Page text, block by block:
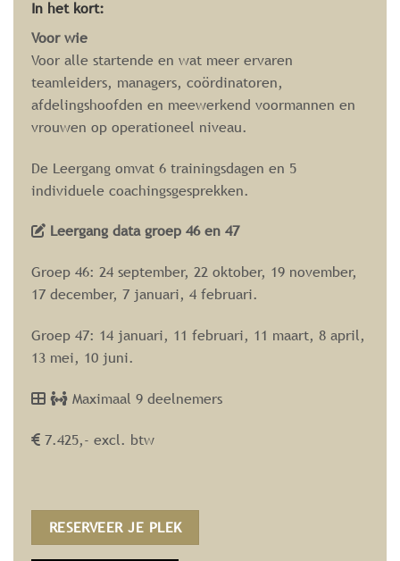
In het kort:
Voor wie
Voor alle startende en wat meer ervaren
teamleiders, managers, coördinatoren,
afdelingshoofden en meewerkend voormannen en
vrouwen op operationeel niveau.
De Leergang omvat 6 trainingsdagen en 5
individuele coachingsgesprekken.
Leergang data groep 46 en 47
Groep 46: 24 september, 22 oktober, 19 november,
17 december, 7 januari, 4 februari.
Groep 47: 14 januari, 11 februari, 11 maart, 8 april,
13 mei, 10 juni.
Maximaal 9 deelnemers
7.425,- excl. btw
RESERVEER JE PLEK